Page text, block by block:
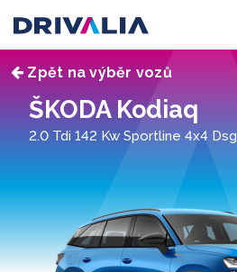
Zpět na výběr vozů
ŠKODA Kodiaq
2.0 Tdi 142 Kw Sportline 4x4 Dsg